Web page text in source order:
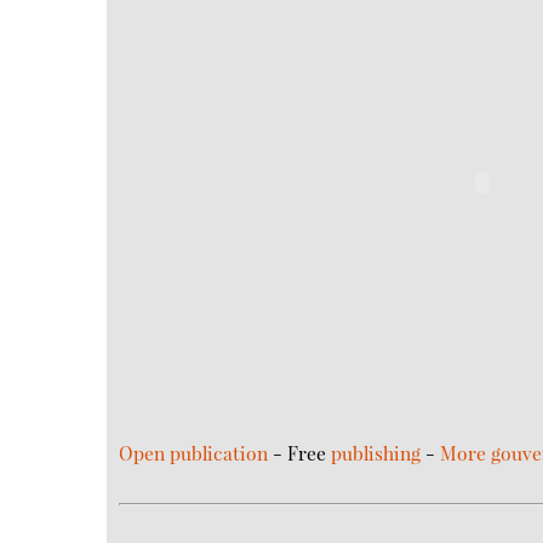
Open publication - Freepublishing -More